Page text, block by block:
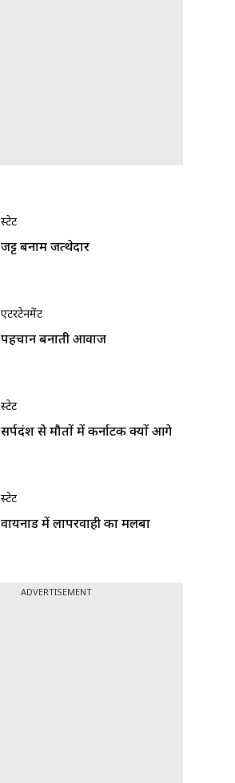
स्टेट
जट्ट बनाम जत्थेदार
एंटरटेनमेंट
पहचान बनाती आवाज
स्टेट
सर्पदंश से मौतों में कर्नाटक क्यों आगे
स्टेट
वायनाड में लापरवाही का मलबा
ADVERTISEMENT